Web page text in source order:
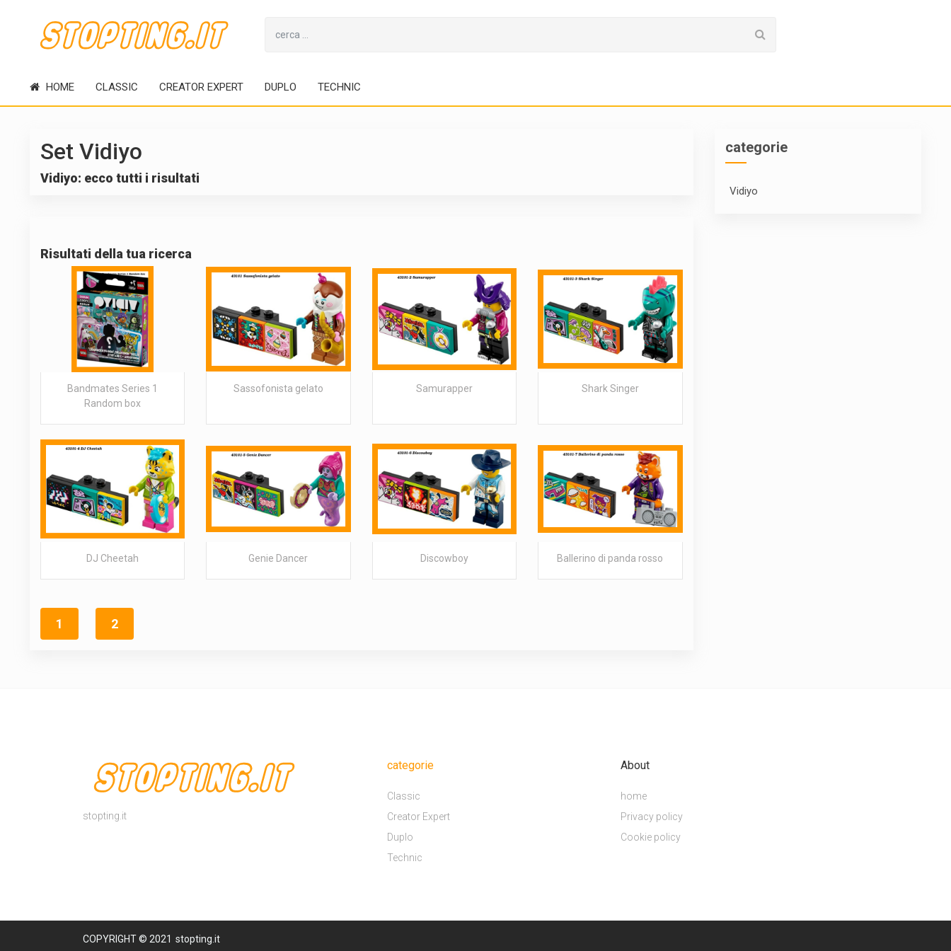
HOME CLASSIC CREATOR EXPERT DUPLO TECHNIC
Set Vidiyo
Vidiyo: ecco tutti i risultati
Risultati della tua ricerca
Bandmates Series 1
Random box
Sassofonista gelato Samurapper Shark Singer
DJ Cheetah Genie Dancer Discowboy Ballerino di panda rosso
1 2
categorie
Vidiyo
stopting.it
categorie
Classic
Creator Expert
Duplo
Technic
About
home
Privacy policy
Cookie policy
COPYRIGHT © 2021 stopting.it